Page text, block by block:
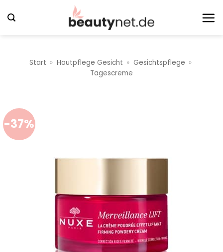
Inhalt
Start » Hautpflege Gesicht » Gesichtspflege »
Tagescreme
-37%